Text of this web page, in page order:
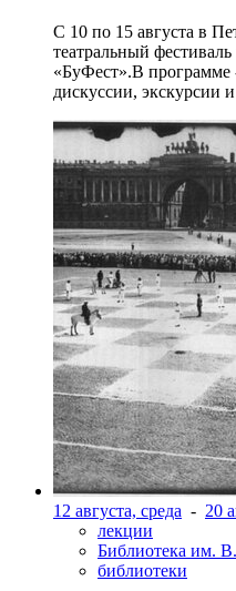
С 10 по 15 августа в
театральный
«БуФест».В программе
дискуссии, экскурсии
12 августа, среда - 20
лекции
Библиотека им.
библиотеки